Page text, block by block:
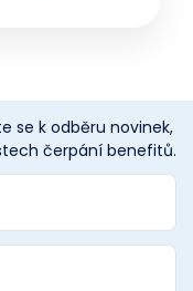
se k odběru novinek,
čerpání benefitů.